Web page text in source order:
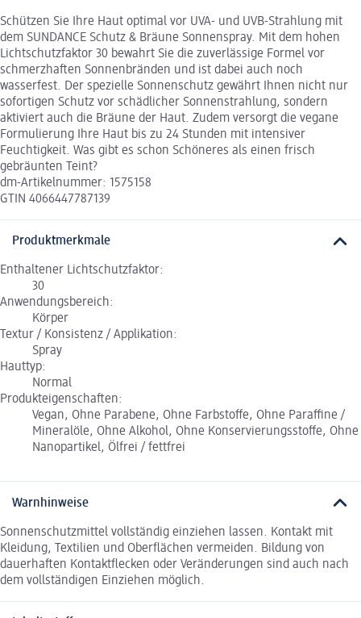
Schützen Sie Ihre Haut optimal vor UVA- und UVB-Strahlung mit
dem SUNDANCE Schutz & Bräune Sonnenspray. Mit dem hohen
Lichtschutzfaktor 30 bewahrt Sie die zuverlässige Formel vor
schmerzhaften Sonnenbränden und ist dabei auch noch
wasserfest. Der spezielle Sonnenschutz gewährt Ihnen nicht nur
sofortigen Schutz vor schädlicher Sonnenstrahlung, sondern
aktiviert auch die Bräune der Haut. Zudem versorgt die vegane
Formulierung Ihre Haut bis zu 24 Stunden mit intensiver
Feuchtigkeit. Was gibt es schon Schöneres als einen frisch
gebräunten Teint?
dm-Artikelnummer: 1575158
GTIN 4066447787139
Produktmerkmale
Enthaltener Lichtschutzfaktor:
30
Anwendungsbereich:
Körper
Textur / Konsistenz / Applikation:
Spray
Hauttyp:
Normal
Produkteigenschaften:
Vegan, Ohne Parabene, Ohne Farbstoffe, Ohne Paraffine /
Mineralöle, Ohne Alkohol, Ohne Konservierungsstoffe, Ohne
Nanopartikel, Ölfrei / fettfrei
Warnhinweise
Sonnenschutzmittel vollständig einziehen lassen. Kontakt mit
Kleidung, Textilien und Oberflächen vermeiden. Bildung von
dauerhaften Kontaktflecken oder Veränderungen sind auch nach
dem vollständigen Einziehen möglich.